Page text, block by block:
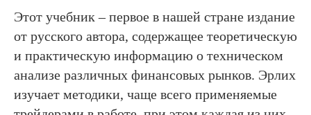
Этот учебник – первое в нашей стране издание
от русского автора, содержащее теоретическую
и практическую информацию о техническом
анализе различных финансовых рынков. Эрлих
изучает методики, чаще всего применяемые